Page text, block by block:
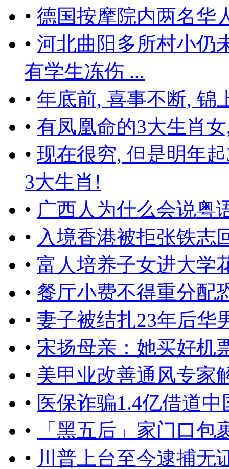
• 德国按摩院内两名华
• 河北曲阳多所村小仍
有学生冻伤 ...
• 年底前, 喜事不断, 锦
• 有凤凰命的3大生肖
• 现在很穷, 但是明年
3大生肖!
• 广西人为什么会说粤
• 入境香港被拒张铁志
• 富人培养子女进大学
• 餐厅小费不得重分配
• 妻子被结扎23年后华
• 宋扬母亲：她买好机
• 美甲业改善通风专家
• 医保诈骗1.4亿借道中
•
「黑五后」家门口
• 川普上台至今逮捕无